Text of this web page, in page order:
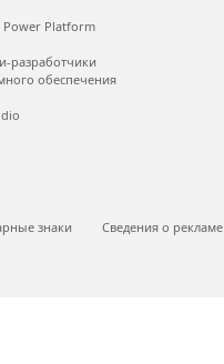
Platform
разработчики
обеспечения
знаки Сведения о рекламе